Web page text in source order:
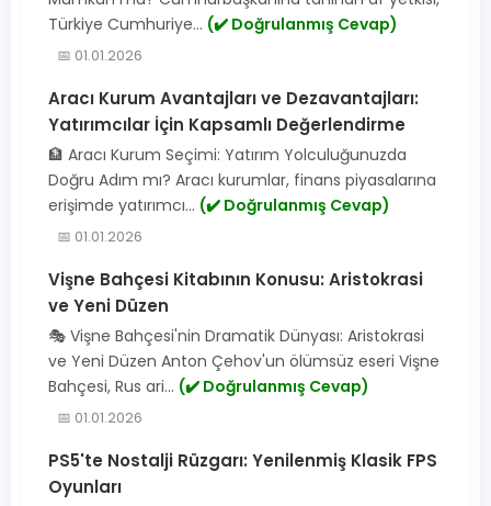
Türkiye Cumhuriye... (✔️ Doğrulanmış Cevap)
📅 01.01.2026
Aracı Kurum Avantajları ve Dezavantajları:
Yatırımcılar İçin Kapsamlı Değerlendirme
🏦 Aracı Kurum Seçimi: Yatırım Yolculuğunuzda
Doğru Adım mı? Aracı kurumlar, finans piyasalarına
erişimde yatırımcı... (✔️ Doğrulanmış Cevap)
📅 01.01.2026
Vişne Bahçesi Kitabının Konusu: Aristokrasi
ve Yeni Düzen
🎭 Vişne Bahçesi'nin Dramatik Dünyası: Aristokrasi
ve Yeni Düzen Anton Çehov'un ölümsüz eseri Vişne
Bahçesi, Rus ari... (✔️ Doğrulanmış Cevap)
📅 01.01.2026
PS5'te Nostalji Rüzgarı: Yenilenmiş Klasik FPS
Oyunları